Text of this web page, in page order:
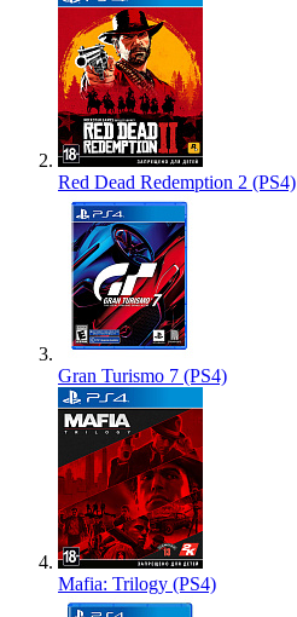
Red Dead Redemption 2 (PS4)
Gran Turismo 7 (PS4)
Mafia: Trilogy (PS4)